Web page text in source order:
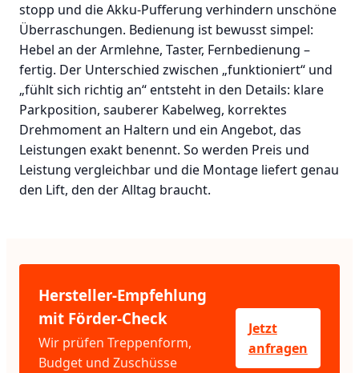
stopp und die Akku-Pufferung verhindern unschöne
Überraschungen. Bedienung ist bewusst simpel:
Hebel an der Armlehne, Taster, Fernbedienung –
fertig. Der Unterschied zwischen „funktioniert“ und
„fühlt sich richtig an“ entsteht in den Details: klare
Parkposition, sauberer Kabelweg, korrektes
Drehmoment an Haltern und ein Angebot, das
Leistungen exakt benennt. So werden Preis und
Leistung vergleichbar und die Montage liefert genau
den Lift, den der Alltag braucht.
Hersteller-Empfehlung
mit Förder-Check
Wir prüfen Treppenform,
Budget und Zuschüsse
Jetzt
anfragen